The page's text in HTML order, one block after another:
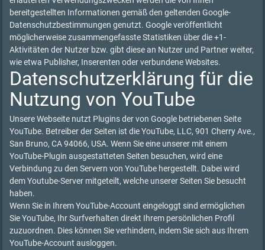
bereitgestellten Informationen gemäß den geltenden Google-
Datenschutzbestimmungen genutzt. Google veröffentlicht
möglicherweise zusammengefasste Statistiken über die +1-
Aktivitäten der Nutzer bzw. gibt diese an Nutzer und Partner weiter,
wie etwa Publisher, Inserenten oder verbundene Websites.
Datenschutzerklärung für die
Nutzung von YouTube
Unsere Webseite nutzt Plugins der von Google betriebenen Seite
YouTube. Betreiber der Seiten ist die YouTube, LLC, 901 Cherry Ave.,
San Bruno, CA 94066, USA. Wenn Sie eine unserer mit einem
YouTube-Plugin ausgestatteten Seiten besuchen, wird eine
Verbindung zu den Servern von YouTube hergestellt. Dabei wird
dem Youtube-Server mitgeteilt, welche unserer Seiten Sie besucht
haben.
Wenn Sie in Ihrem YouTube-Account eingeloggt sind ermöglichen
Sie YouTube, Ihr Surfverhalten direkt Ihrem persönlichen Profil
zuzuordnen. Dies können Sie verhindern, indem Sie sich aus Ihrem
YouTube-Account ausloggen.